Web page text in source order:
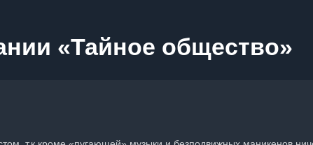
«Тайное общество»